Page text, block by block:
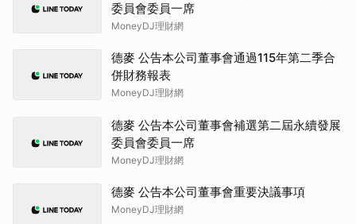
委員會委員一席
MoneyDJ理財網
德麥 公告本公司董事會通過115年第二季合
併財務報表
MoneyDJ理財網
德麥 公告本公司董事會補選第二屆永續發展
委員會委員一席
MoneyDJ理財網
德麥 公告本公司董事會重要決議事項
MoneyDJ理財網